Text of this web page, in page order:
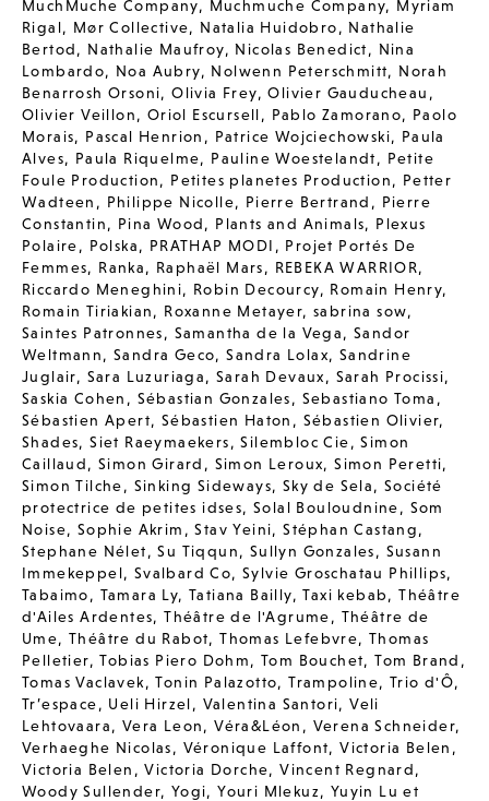
MuchMuche Company, Muchmuche Company, Myriam
Rigal, Mør Collective,Natalia Huidobro,Nathalie
Bertod,Nathalie Maufroy,Nicolas Benedict, Nina
Lombardo,Noa Aubry,Nolwenn Peterschmitt,Norah
Benarrosh Orsoni,Olivia Frey,Olivier Gauducheau ,
Olivier Veillon, Oriol Escursell, Pablo Zamorano, Paolo
Morais, Pascal Henrion , Patrice Wojciechowski, Paula
Alves, Paula Riquelme, Pauline Woestelandt, Petite
Foule Production, Petites planetes Production, Petter
Wadteen , Philippe Nicolle, Pierre Bertrand , Pierre
Constantin, Pina Wood, Plants and Animals, Plexus
Polaire, Polska, PRATHAP MODI , Projet Portés De
Femmes, Ranka, Raphaël Mars, REBEKA WARRIOR,
Riccardo Meneghini, Robin Decourcy, Romain Henry,
Romain Tiriakian, Roxanne Metayer,sabrina sow,
Saintes Patronnes, Samantha de la Vega,Sandor
Weltmann,Sandra Geco,Sandra Lolax, Sandrine
Juglair, Sara Luzuriaga,Sarah Devaux, Sarah Procissi,
Saskia Cohen , Sébastian Gonzales, Sebastiano Toma ,
Sébastien Apert, Sébastien Haton , Sébastien Olivier,
Shades,Siet Raeymaekers,Silembloc Cie,Simon
Caillaud,Simon Girard , Simon Leroux,Simon Peretti,
Simon Tilche, Sinking Sideways, Sky de Sela,Société
protectrice de petites idses,Solal Bouloudnine, Som
Noise, Sophie Akrim ,Stav Yeini,Stéphan Castang,
Stephane Nélet,Su Tiqqun, Sullyn Gonzales, Susann
Immekeppel, Svalbard Co,Sylvie Groschatau Phillips,
Tabaimo, Tamara Ly,Tatiana Bailly,Taxi kebab,Théâtre
d'Ailes Ardentes,Théâtre de l'Agrume, Théâtre de
Ume,Théâtre du Rabot,Thomas Lefebvre,Thomas
Pelletier,Tobias Piero Dohm,Tom Bouchet,Tom Brand ,
Tomas Vaclavek,Tonin Palazotto,Trampoline,Trio d'Ô,
Tr’espace, Ueli Hirzel, Valentina Santori,Veli
Lehtovaara, Vera Leon,Véra&Léon , Verena Schneider,
Verhaeghe Nicolas, Véronique Laffont,Victoria Belen ,
Victoria Belen ,Victoria Dorche,Vincent Regnard,
Woody Sullender, Yogi,Youri Mlekuz, Yuyin Lu et